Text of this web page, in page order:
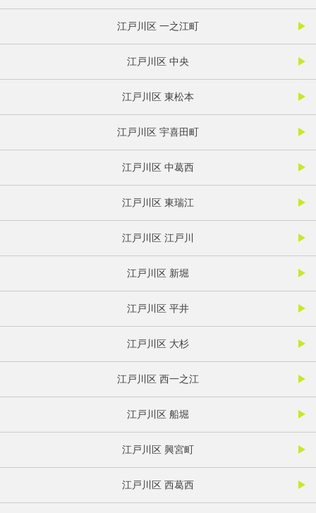
江戸川区 一之江町
江戸川区 中央
江戸川区 東松本
江戸川区 宇喜田町
江戸川区 中葛西
江戸川区 東瑞江
江戸川区 江戸川
江戸川区 新堀
江戸川区 平井
江戸川区 大杉
江戸川区 西一之江
江戸川区 船堀
江戸川区 興宮町
江戸川区 西葛西